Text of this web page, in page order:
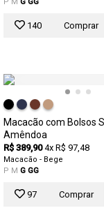
140 Comprar
Macacão com Bolsos
Amêndoa
R$ 389,90 4x R$ 97,48
Macacão - Bege
P M G GG
97 Comprar